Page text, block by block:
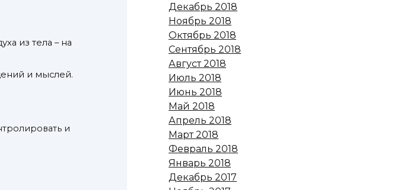
из тела – на
и мыслей.
и
Декабрь 2018
Ноябрь 2018
Октябрь 2018
Сентябрь 2018
Август 2018
Июль 2018
Июнь 2018
Май 2018
Апрель 2018
Март 2018
Февраль 2018
Январь 2018
Декабрь 2017